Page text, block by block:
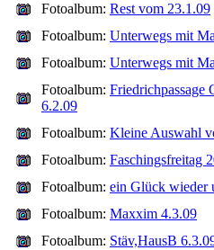
Fotoalbum: Rest vom 23.1.09
Fotoalbum: Unterwegs mit
Fotoalbum: Unterwegs mit
Fotoalbum: Friedrichpassage
6.2.09
Fotoalbum: Kleine Auswahl
Fotoalbum: Faschingsfreitag
Fotoalbum: ein Glück wieder
Fotoalbum: Maxxim 4.3.09
Fotoalbum: Stäv,HausB